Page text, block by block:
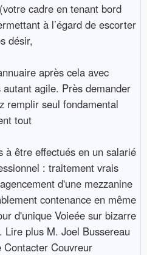
cadre en tenant bord
à l’égard de escorter
désir,
après cela avec
agile. Près demander
remplir seul fondamental
tout
à être effectués en un salarié
: traitement vrais
d'une mezzanine
contenance en même
d'unique Voieée sur bizarre
plus M. Joel Bussereau
Contacter Couvreur